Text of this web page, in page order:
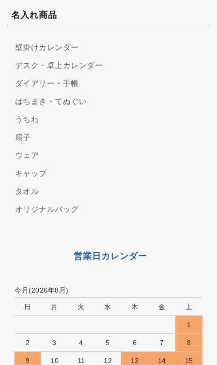
名入れ商品
壁掛けカレンダー
デスク・卓上カレンダー
ダイアリー・手帳
はちまき・てぬぐい
うちわ
扇子
ウェア
キャップ
タオル
オリジナルバッグ
営業日カレンダー
今月(2026年8月)
日 月 火 水 木 金 土
1
2 3 4 5 6 7 8
9 10 11 12 13 14 15